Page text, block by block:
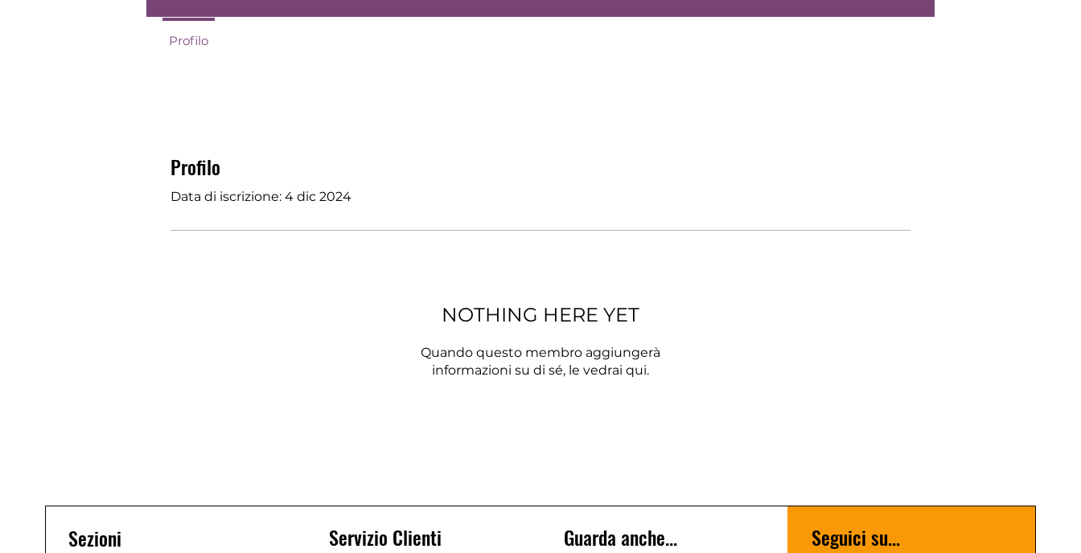
Profilo
Data di iscrizione: 4 dic 2024
NOTHING HERE YET
Quando questo membro aggiungerà
informazioni su di sé, le vedrai qui.
Profilo
Sezioni Servizio Clienti Guarda anche... Seguici su...